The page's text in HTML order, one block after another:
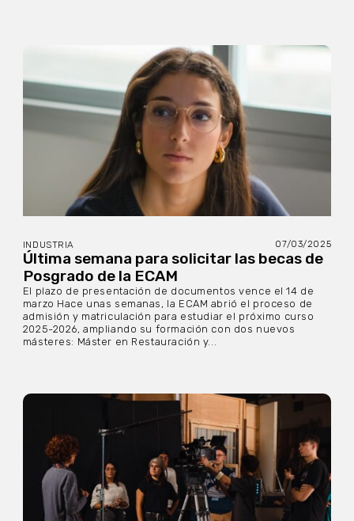
INDUSTRIA 07/03/2025
Última semana para solicitar las becas de
Posgrado de la ECAM
El plazo de presentación de documentos vence el 14 de
marzo Hace unas semanas, la ECAM abrió el proceso de
admisión y matriculación para estudiar el próximo curso
2025-2026, ampliando su formación con dos nuevos
másteres: Máster en Restauración y...